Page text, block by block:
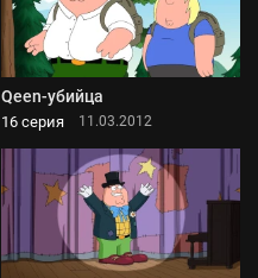
Qeen-убийца
16 серия 11.03.2012